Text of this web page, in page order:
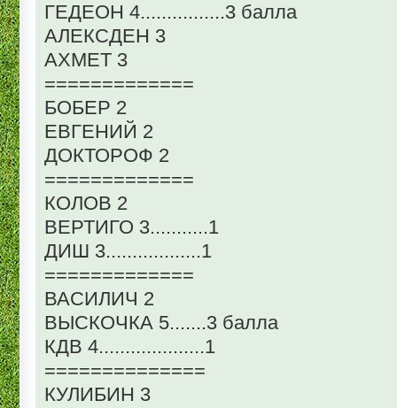
ГЕДЕОН 4................3 балла
АЛЕКСДЕН 3
АХМЕТ 3
=============
БОБЕР 2
ЕВГЕНИЙ 2
ДОКТОРОФ 2
=============
КОЛОВ 2
ВЕРТИГО 3...........1
ДИШ 3..................1
=============
ВАСИЛИЧ 2
ВЫСКОЧКА 5.......3 балла
КДВ 4....................1
==============
КУЛИБИН 3